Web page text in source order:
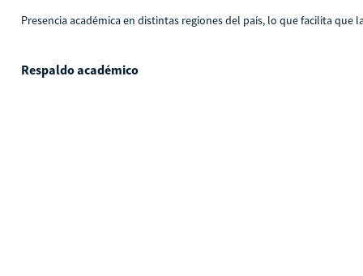
Presencia académica en distintas regiones del país, lo que facilita
Respaldo académico